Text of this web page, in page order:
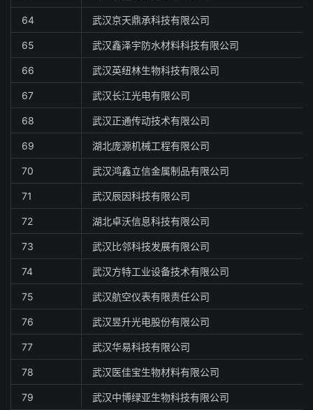
64 武汉京天鼎承科技有限公司
65 武汉鑫泽宇防水材料科技有限公司
66 武汉英纽林生物科技有限公司
67 武汉长江光电有限公司
68 武汉正通传动技术有限公司
69 湖北庞源机械工程有限公司
70 武汉鸿鑫立信金属制品有限公司
71 武汉辰因科技有限公司
72 湖北卓沃信息科技有限公司
73 武汉比邻科技发展有限公司
74 武汉方特工业设备技术有限公司
75 武汉航空仪表有限责任公司
76 武汉昱升光电股份有限公司
77 武汉华易科技有限公司
78 武汉医佳宝生物材料有限公司
79 武汉中博绿亚生物科技有限公司